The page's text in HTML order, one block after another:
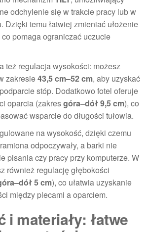
odchylenie się w trakcie pracy lub w
Dzięki temu łatwiej zmieniać ułożenie
pomaga ograniczać uczucie
też regulacja wysokości: możesz
zakresie43,5 cm–52 cm, aby uzyskać
stóp. Dodatkowo fotel oferuje
oparcia (zakresgóra–dół 9,5 cm), co
wsparcie do długości tułowia.
na wysokość, dzięki czemu
odpoczywały, a barki nie
pisania czy pracy przy komputerze. W
również regulację głębokości
5 cm), co ułatwia uzyskanie
między plecami a oparciem.
i materiały: łatwe